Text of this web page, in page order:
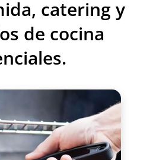
PDF
catering y
de cocina